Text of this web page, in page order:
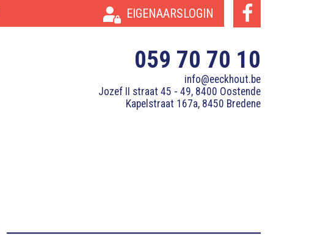
EIGENAARSLOGIN
059 70 70 10
info@eeckhout.be
Jozef II straat 45 - 49, 8400 Oostende
Kapelstraat 167a, 8450 Bredene